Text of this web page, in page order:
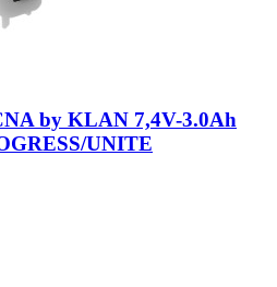
by KLAN 7,4V-3.0Ah
UNITE